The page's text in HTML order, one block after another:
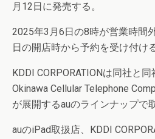
月12日に発売する。
2025年3月6日の8時が営業時間
日の開店時から予約を受け付ける
KDDI CORPORATIONは同社と
Okinawa Cellular Telephone
が展開するauのラインナップで
auのiPad取扱店、KDDI